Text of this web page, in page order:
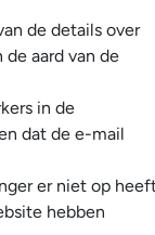
de details over
aard van de
in de
dat de e-mail
er niet op
hebben